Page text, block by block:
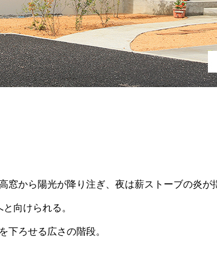
窓から陽光が降り注ぎ、夜は薪ストーブの炎が
向けられる。
下ろせる広さの階段。